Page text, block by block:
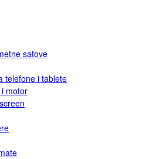
satove
telefone i tablete
motor